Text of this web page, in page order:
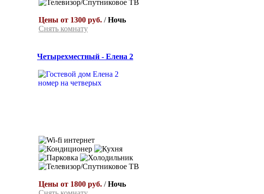
Цены от 1300 руб. /Ночь
Снять комнату
Четырехместный - Елена 2
Цены от 1800 руб. /Ночь